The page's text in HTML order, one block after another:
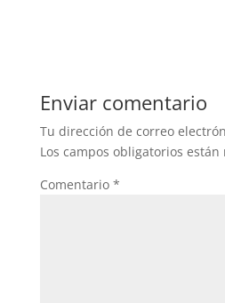
b
o
o
k
A
p
p
Enviar comentario
Tu dirección de correo
Los campos obligatorios están
Comentario *